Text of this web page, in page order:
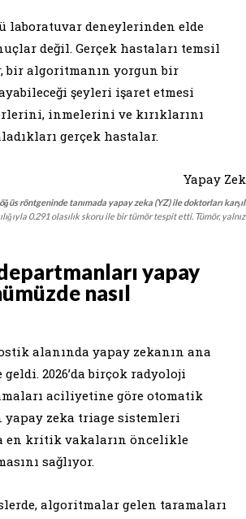
laboratuvar deneylerinden elde
değil. Gerçek hastaları temsil
bir algoritmanın yorgun bir
şeyleri işaret etmesi
inmelerini ve kırıklarını
gerçek hastalar.
röntgeninde tanımada yapay zeka (YZ) ile doktorları
0.291 olasılık skoru ile bir tümör tespit etti. Tümör,
yapay
nasıl
alanında yapay zekanın ana
2026’da birçok radyoloji
aciliyetine göre otomatik
yapay zeka triage sistemleri
en kritik vakaların öncelikle
sağlıyor.
algoritmalar gelen taramaları